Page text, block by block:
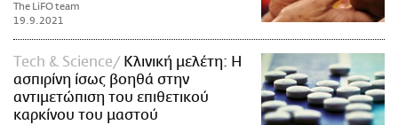
The LiFO team
19.9.2021
Τech & Science
Κλινική μελέτη: Η
ασπιρίνη ίσως βοηθά στην
αντιμετώπιση του επιθετικού
καρκίνου του μαστού